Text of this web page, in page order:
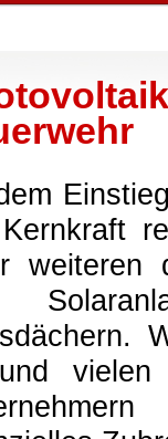
weiteren
vielen